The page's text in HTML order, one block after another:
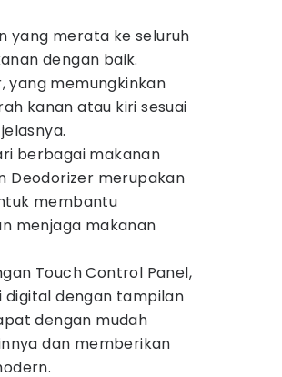
yang merata ke seluruh
dengan baik.
yang memungkinkan
kanan atau kiri sesuai
berbagai makanan
Deodorizer merupakan
membantu
menjaga makanan
Touch Control Panel,
dengan tampilan
dengan mudah
dan memberikan